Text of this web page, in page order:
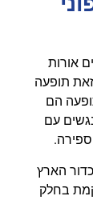
אורות
תופעה
הם
עם
הארץ
בחלק